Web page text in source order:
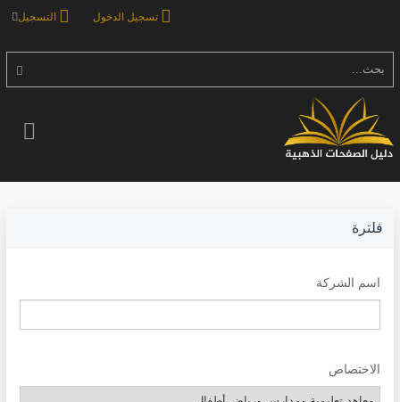
التسجيل تسجيل الدخول
بحث...
فلترة
اسم الشركة
الاختصاص